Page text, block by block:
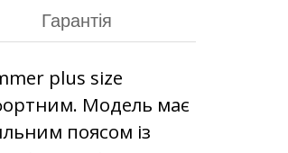
Гарантія
plus size
Модель має
поясом із